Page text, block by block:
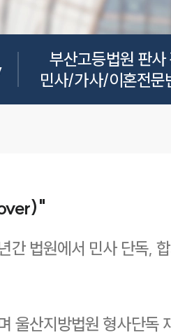
부산고등법원 판사
민사/가사/이혼전문
법원에서 민사 단독,
울산지방법원 형사단독